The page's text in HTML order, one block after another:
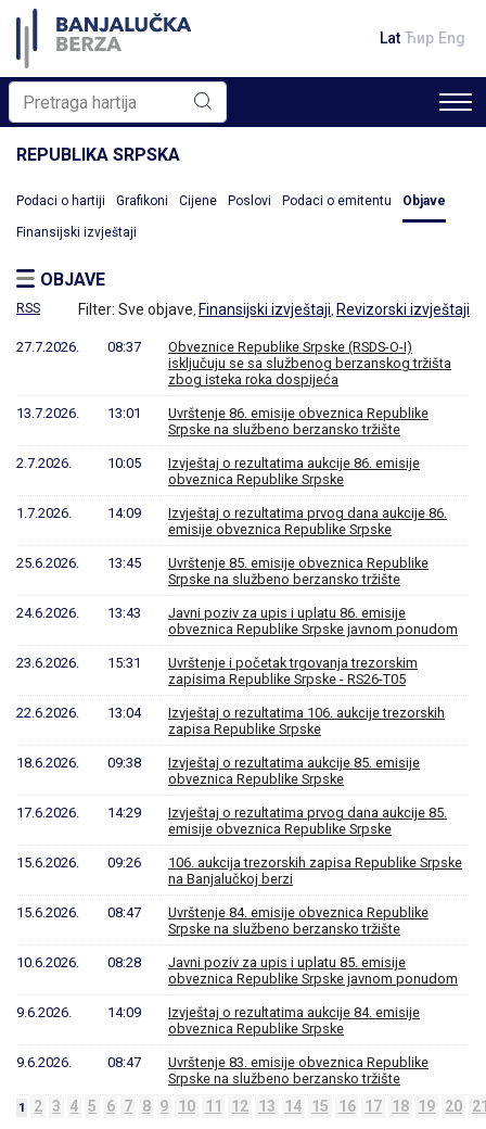
Lat Ћир Eng
REPUBLIKA SRPSKA
Podaci o hartiji Grafikoni Cijene Poslovi Podaci o emitentu Objave
Finansijski izvještaji
OBJAVE
RSS Filter: Sve objave, Finansijski izvještaji, Revizorski izvještaji
27.7.2026. 08:37
Obveznice Republike Srpske (RSDS-O-I)
isključuju se sa službenog berzanskog tržišta
zbog isteka roka dospijeća
13.7.2026. 13:01
Uvrštenje 86. emisije obveznica Republike
Srpske na službeno berzansko tržište
2.7.2026. 10:05
Izvještaj o rezultatima aukcije 86. emisije
obveznica Republike Srpske
1.7.2026. 14:09
Izvještaj o rezultatima prvog dana aukcije 86.
emisije obveznica Republike Srpske
25.6.2026. 13:45
Uvrštenje 85. emisije obveznica Republike
Srpske na službeno berzansko tržište
24.6.2026. 13:43
Javni poziv za upis i uplatu 86. emisije
obveznica Republike Srpske javnom ponudom
23.6.2026. 15:31
Uvrštenje i početak trgovanja trezorskim
zapisima Republike Srpske - RS26-T05
22.6.2026. 13:04
Izvještaj o rezultatima 106. aukcije trezorskih
zapisa Republike Srpske
18.6.2026. 09:38
Izvještaj o rezultatima aukcije 85. emisije
obveznica Republike Srpske
17.6.2026. 14:29
Izvještaj o rezultatima prvog dana aukcije 85.
emisije obveznica Republike Srpske
15.6.2026. 09:26
106. aukcija trezorskih zapisa Republike Srpske
na Banjalučkoj berzi
15.6.2026. 08:47
Uvrštenje 84. emisije obveznica Republike
Srpske na službeno berzansko tržište
10.6.2026. 08:28
Javni poziv za upis i uplatu 85. emisije
obveznica Republike Srpske javnom ponudom
9.6.2026. 14:09
Izvještaj o rezultatima aukcije 84. emisije
obveznica Republike Srpske
9.6.2026. 08:47
Uvrštenje 83. emisije obveznica Republike
Srpske na službeno berzansko tržište
1 2 3 4 5 6 7 8 9 10 11 12 13 14 15 16 17 18 19 20